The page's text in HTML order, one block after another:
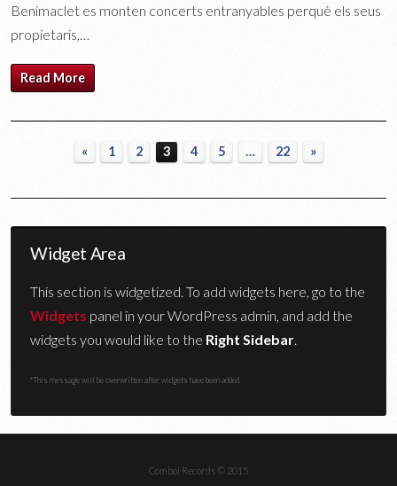
Benimaclet es monten concerts entranyables perquè els seus
propietaris,…
Read More
« 1 2 3 4 5 … 22 »
Widget Area
This section is widgetized. To add widgets here, go to the
Widgets panel in your WordPress admin, and add the
widgets you would like to the Right Sidebar.
*This message will be overwritten after widgets have been added.
Comboi Records © 2015